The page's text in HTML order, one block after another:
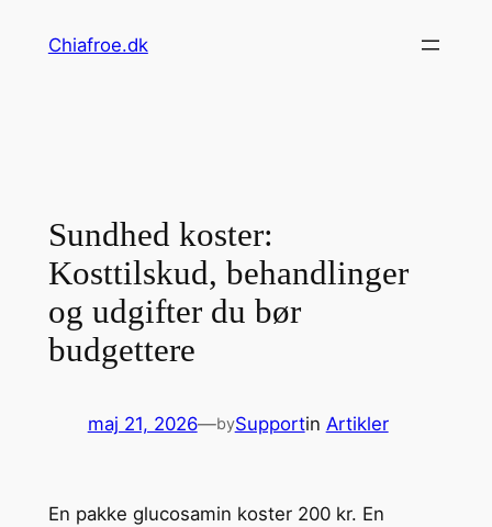
Chiafroe.dk
Sundhed koster:
Kosttilskud, behandlinger
og udgifter du bør
budgettere
maj 21, 2026—bySupportin Artikler
En pakke glucosamin koster 200 kr. En